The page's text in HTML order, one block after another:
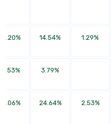
1.29%
14.54%
3.79%
2.53%
24.64%